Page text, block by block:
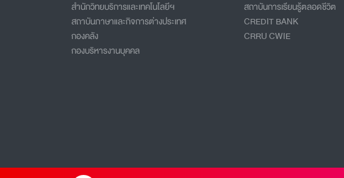
สำนักวิทยบริการและเทคโนโลยีฯ
สถาบันภาษาและกิจการต่างประเทศ
กองคลัง
กองบริหารงานบุคคล
สถาบันการเรียนรู้ตลอดชีวิต
CREDIT BANK
CRRU CWIE